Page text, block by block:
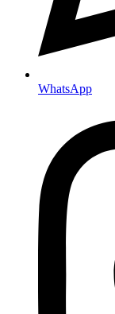
WhatsApp